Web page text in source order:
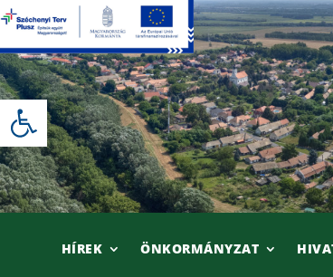
Skip
to
content
Eszköztár megnyitása
HÍREK ÖNKORMÁNYZAT